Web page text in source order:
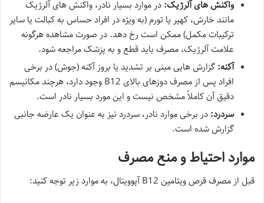
واکنش های آلرژیک: در موارد بسیار نادر، واکنش های آلرژیک
مانند خارش، کهیر یا تورم (به ویژه در افراد حساس به کبالت یا سایر
ترکیبات مکمل) ممکن است رخ دهد. در صورت مشاهده هرگونه
علامت آلرژیک، مصرف باید قطع و به پزشک مراجعه شود.
آکنه: گزارش هایی مبنی بر تشدید یا بروز آکنه (جوش) در برخی
افراد پس از مصرف دوزهای بالای B12 وجود دارد، هرچند مکانیسم
دقیق آن کاملاً مشخص نیست و این مورد بسیار نادر است.
سردرد: در برخی موارد نادر، سردرد نیز به عنوان یک عارضه جانبی
گزارش شده است.
موارد احتیاط و منع مصرف
قبل از مصرف قرص ویتامین B12 آپوویتال، به موارد زیر توجه کنید: